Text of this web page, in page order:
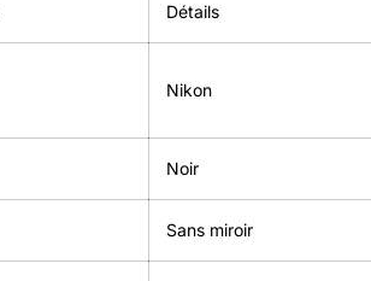
Détails
Nikon
Noir
‎Sans miroir